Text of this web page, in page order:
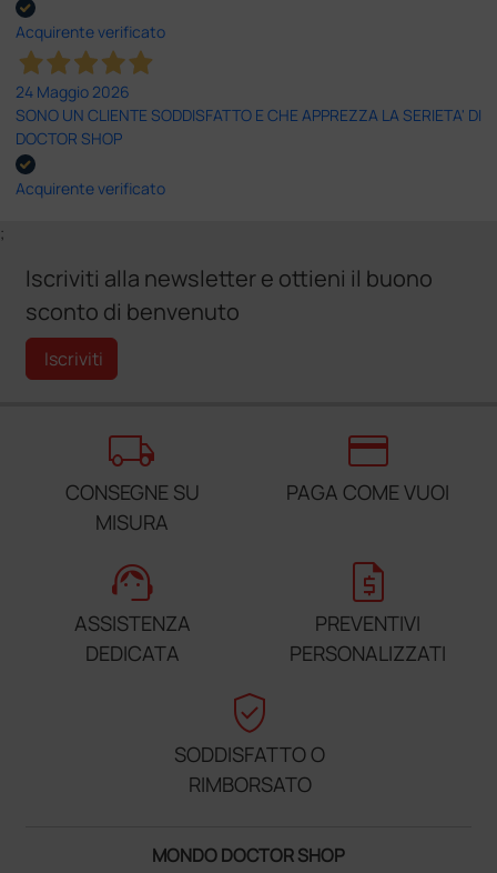
Acquirente verificato
24 Maggio 2026
SONO UN CLIENTE SODDISFATTO E CHE APPREZZA LA SERIETA' DI
DOCTOR SHOP
Acquirente verificato
;
Iscriviti alla newsletter e ottieni il buono
sconto di benvenuto
Iscriviti
local_shipping
CONSEGNE SU
MISURA
credit_card
PAGA COME VUOI
support_agent
ASSISTENZA
DEDICATA
request_quote
PREVENTIVI
PERSONALIZZATI
verified_user
SODDISFATTO O
RIMBORSATO
MONDO DOCTOR SHOP